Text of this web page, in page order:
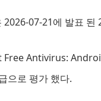
07-21에 발표 된
Free Antivirus:
으로 평가 했다.